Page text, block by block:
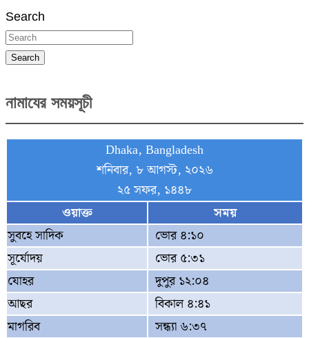
Search
Search
নামাযের সময়সূচী
Dhaka, Bangladesh
শনিবার, ৮ আগস্ট, ২০২৬
২৫ সফর, ১৪৪৮
ওয়াক্ত
সময়
সুবহে সাদিক
ভোর ৪:১০
সূর্যোদয়
ভোর ৫:৩১
যোহর
দুপুর ১২:০৪
আছর
বিকাল ৪:৪১
মাগরিব
সন্ধ্যা ৬:৩৭